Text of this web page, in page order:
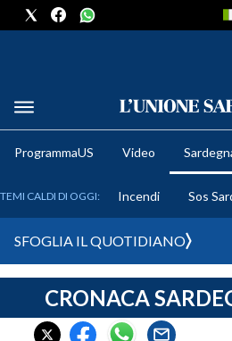
METEO
CRONACA SARDEGNA
CAGLIARI
ProgrammaUS Video
TEMI CALDI DI OGGI: Incendi Sos
SFOGLIA IL QUOTIDIANO
CRONACA